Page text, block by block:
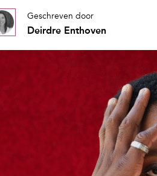
Geschreven door
Deirdre Enthoven